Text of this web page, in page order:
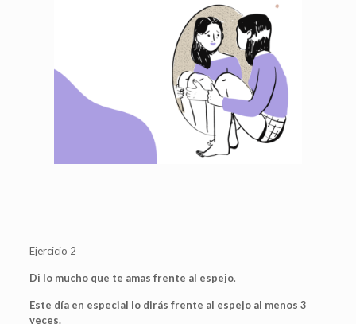
Ejercicio 2
Di lo mucho que te amas frente al espejo.
Este día en especial lo dirás frente al espejo al menos 3
veces.